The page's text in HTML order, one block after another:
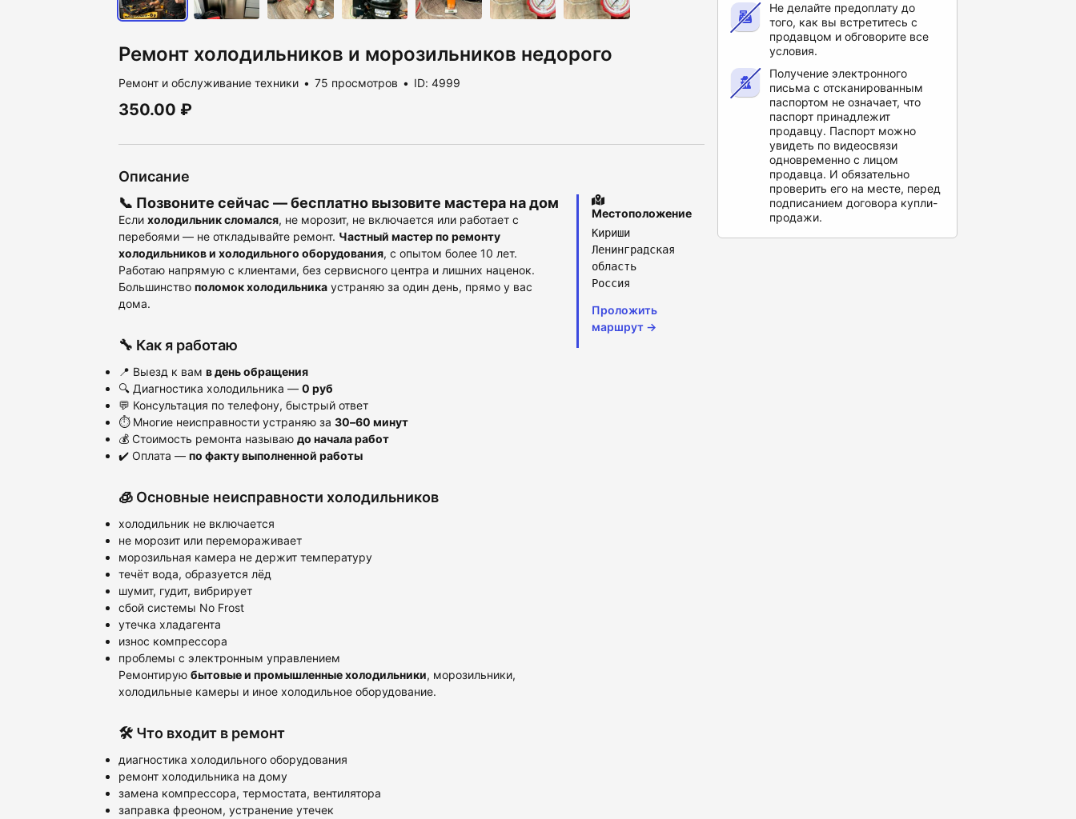
Ремонт холодильников и морозильников недорого
Ремонт и обслуживание техники 75 просмотров ID: 4999
350.00 ₽
Описание
📞 Позвоните сейчас —бесплатно вызовите мастера на дом
Если холодильник сломался, не морозит, не включается или работает с
перебоями — не откладывайте ремонт. Частный мастер по ремонту
холодильников и холодильного оборудования, с опытом более 10 лет.
Работаю напрямую с клиентами, без сервисного центра и лишних наценок.
Большинство поломок холодильника устраняю за один день, прямо у вас
дома.
🔧 Как я работаю
📍 Выезд к вам в день обращения
🔍 Диагностика холодильника — 0 руб
💬 Консультация по телефону, быстрый ответ
⏱ Многие неисправности устраняю за 30–60 минут
💰 Стоимость ремонта называю до начала работ
✔️ Оплата — по факту выполненной работы
🧊 Основные неисправности холодильников
холодильник не включается
не морозит или перемораживает
морозильная камера не держит температуру
течёт вода, образуется лёд
шумит, гудит, вибрирует
сбой системы No Frost
утечка хладагента
износ компрессора
проблемы с электронным управлением
Ремонтирую бытовые и промышленные холодильники, морозильники,
холодильные камеры и иное холодильное оборудование.
🛠️ Что входит в ремонт
диагностика холодильного оборудования
ремонт холодильника на дому
замена компрессора, термостата, вентилятора
заправка фреоном, устранение утечек
Местоположение
Кириши
Ленинградская
область
Россия
Проложить
маршрут →
Не делайте предоплату до
того, как вы встретитесь с
продавцом и обговорите все
условия.
Получение электронного
письма с отсканированным
паспортом не означает, что
паспорт принадлежит
продавцу. Паспорт можно
увидеть по видеосвязи
одновременно с лицом
продавца. И обязательно
проверить его на месте, перед
подписанием договора купли-
продажи.